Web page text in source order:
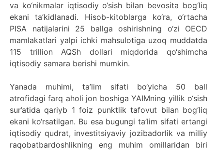
va ko‘nikmalar iqtisodiy o‘sish bilan bevosita bog‘liq
ekani ta’kidlanadi. Hisob-kitoblarga ko‘ra, o‘rtacha
PISA natijalarini 25 ballga oshirishning o‘zi OECD
mamlakatlari yalpi ichki mahsulotiga uzoq muddatda
115 trillion AQSh dollari miqdorida qo‘shimcha
iqtisodiy samara berishi mumkin.
Yanada muhimi, ta’lim sifati bo‘yicha 50 ball
atrofidagi farq aholi jon boshiga YAIMning yillik o‘sish
sur’atida qariyb 1 foiz punktlik tafovut bilan bog‘liq
ekani ko‘rsatilgan. Bu esa bugungi ta’lim sifati ertangi
iqtisodiy qudrat, investitsiyaviy jozibadorlik va milliy
raqobatbardoshlikning eng muhim omillaridan biri